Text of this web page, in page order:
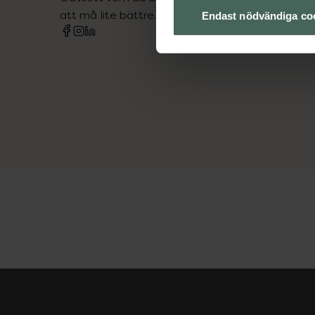
Endast nödvändiga
att må lite bättre. Välkommen att prata med